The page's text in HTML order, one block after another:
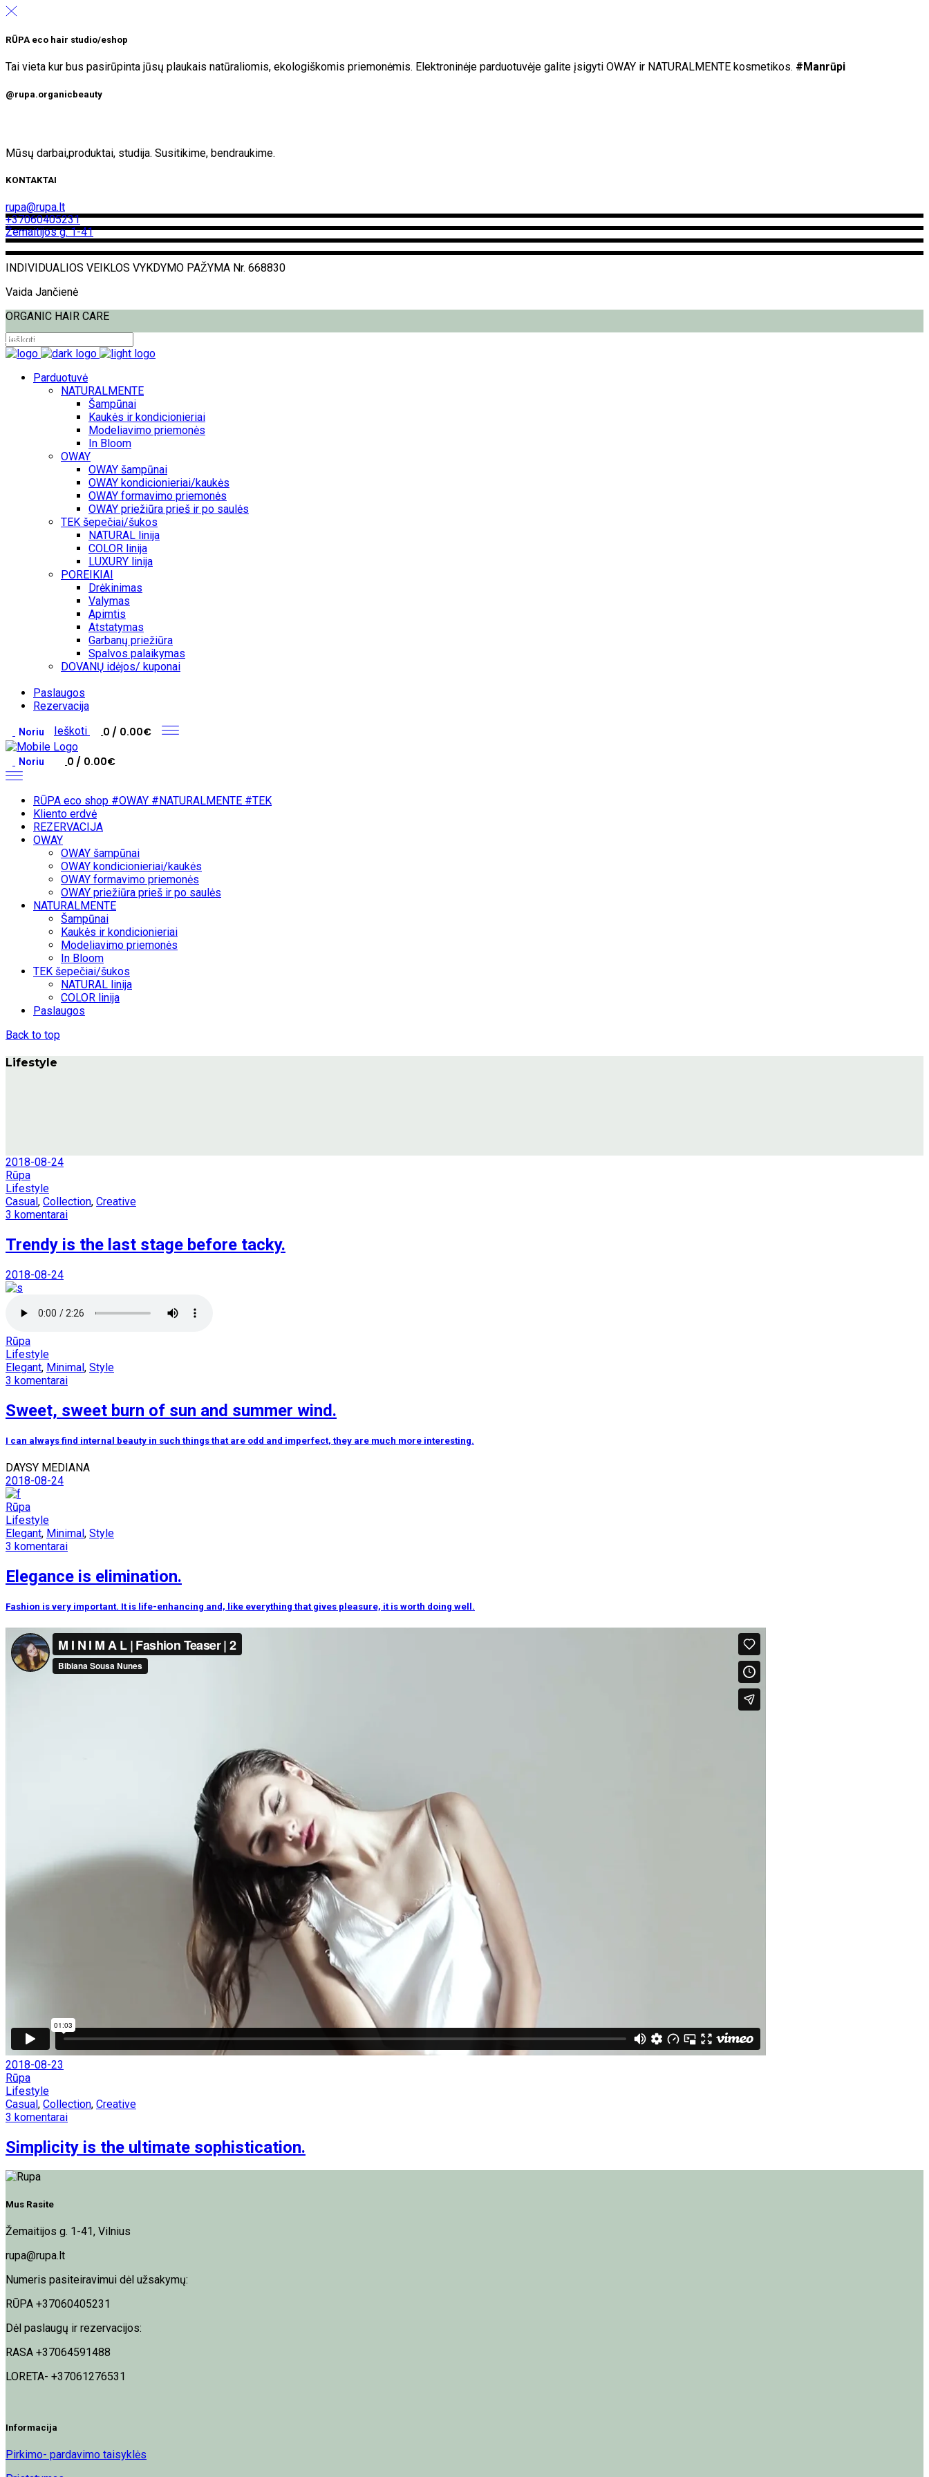
RŪPA eco hair studio/eshop
Tai vieta kur bus pasirūpinta jūsų plaukais natūraliomis, ekologiškomis priemonėmis. Elektroninėje parduotuvėje galite įsigyti OWAY ir NATURALMENTE kosmetikos. #Manrūpi
@rupa.organicbeauty
Mūsų darbai,produktai, studija. Susitikime, bendraukime.
KONTAKTAI
rupa@rupa.lt
+37060405231
Žemaitijos g. 1-41
INDIVIDUALIOS VEIKLOS VYKDYMO PAŽYMA Nr. 668830
Vaida Jančienė
ORGANIC HAIR CARE
PRISIJUNGTI
Parduotuvė
NATURALMENTE
Šampūnai
Kaukės ir kondicionieriai
Modeliavimo priemonės
In Bloom
OWAY
OWAY šampūnai
OWAY kondicionieriai/kaukės
OWAY formavimo priemonės
OWAY priežiūra prieš ir po saulės
TEK šepečiai/šukos
NATURAL linija
COLOR linija
LUXURY linija
POREIKIAI
Drėkinimas
Valymas
Apimtis
Atstatymas
Garbanų priežiūra
Spalvos palaikymas
DOVANŲ idėjos/ kuponai
Paslaugos
Rezervacija
Noriu Ieškoti 0 0.00€
Noriu 0 0.00€
RŪPA eco shop #OWAY #NATURALMENTE #TEK
Kliento erdvė
REZERVACIJA
OWAY
OWAY šampūnai
OWAY kondicionieriai/kaukės
OWAY formavimo priemonės
OWAY priežiūra prieš ir po saulės
NATURALMENTE
Šampūnai
Kaukės ir kondicionieriai
Modeliavimo priemonės
In Bloom
TEK šepečiai/šukos
NATURAL linija
COLOR linija
Paslaugos
Back to top
Lifestyle
2018-08-24
Rūpa
Lifestyle
Casual , Collection, Creative
3 komentarai
Trendy is the last stage before tacky.
2018-08-24
Rūpa
Lifestyle
Elegant, Minimal, Style
3 komentarai
Sweet, sweet burn of sun and summer wind.
I can always find internal beauty in such things that are odd and imperfect, they are much more interesting.
DAYSY MEDIANA
2018-08-24
Rūpa
Lifestyle
Elegant, Minimal , Style
3 komentarai
Elegance is elimination.
Fashion is very important. It is life-enhancing and, like everything that gives pleasure, it is worth doing well.
2018-08-23
Rūpa
Lifestyle
Casual, Collection, Creative
3 komentarai
Simplicity is the ultimate sophistication.
Mus Rasite
Žemaitijos g. 1-41, Vilnius
rupa@rupa.lt
Numeris pasiteiravimui dėl užsakymų:
RŪPA +37060405231
Dėl paslaugų ir rezervacijos:
RASA +37064591488
LORETA- +37061276531
Informacija
Pirkimo- pardavimo taisyklės